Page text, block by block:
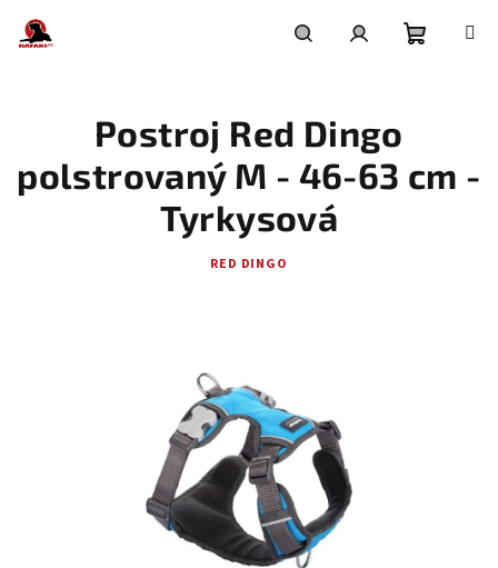
obsah
Postroj Red Dingo
polstrovaný M - 46-63 cm -
Tyrkysová
RED DINGO